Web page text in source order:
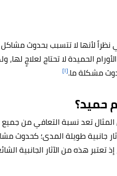
نظراً لأنها لا تتسبب بحدوث مشاكل
الحميدة لا تحتاج لعلاجٍ لها،
مشكلة ما.[١]
حميد؟
المثال تعد نسبة التعافي من جميع
جانبية طويلة المدى؛ كحدوث
هذه من الآثار الجانبية